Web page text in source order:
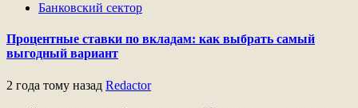
Банковский сектор
Процентные ставки по вкладам: как выбрать самый
выгодный вариант
2 года тому назад Redactor